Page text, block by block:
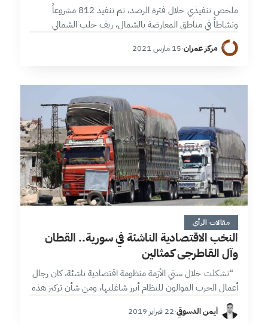
ملخص تنفيذي خلال فترة الرصد، تم تنفيذ 812 مشروعاً
ونشاطاً في مناطق المعارضة بالشمال، ريف حلب الشمالي
أو بواقع 355 مشروعاً.…مركز عمران·15 مارس 2021
8 دقائق
مقالات الرأي
النخب الاقتصادية الناشئة في سورية.. القطان
وآل القاطرجي كمثالين
“تشكلت خلال سني الأزمة منظومة اقتصادية ناشئة، كان رجال
أعمال الحرب الموالون للنظام أبرز شاغليها، ومن شأن تركيز هذه
النخب استثماراتها على القطاعات الخدمية والريعية كنظرائهم
من نخبة ما…
أيمن الدسوقي·22 فبراير 2019